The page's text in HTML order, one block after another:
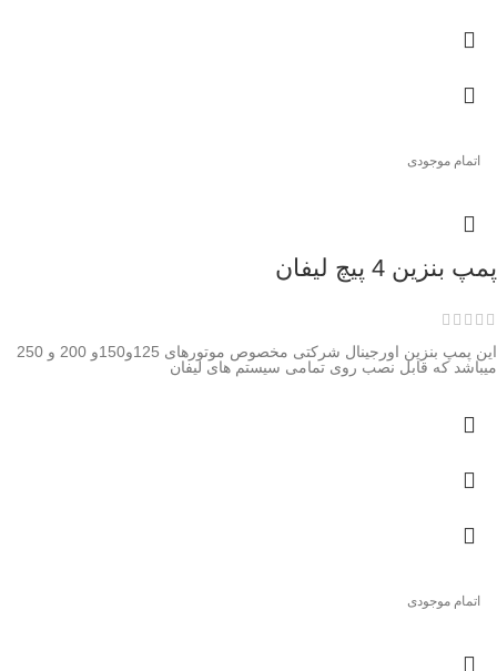
اتمام موجودی
پمپ بنزین 4 پیچ لیفان
این پمپ بنزین اورجینال شرکتی مخصوص موتورهای 125و150و 200 و 250
میباشد که قابل نصب روی تمامی سیستم های لیفان
اتمام موجودی